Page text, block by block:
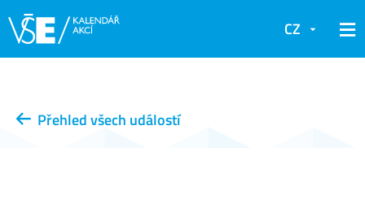
CZ
Přehled všech událostí